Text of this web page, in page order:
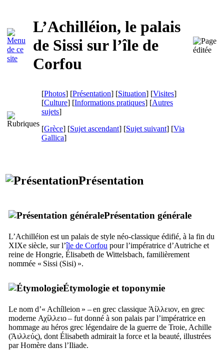
L’Achilléion, le palais
de Sissi sur l’île de
Corfou
[Photos] [Présentation] [Situation] [Visites]
[Culture] [Informations pratiques] [Autres
sujets]
[Grèce] [Sujet ascendant] [Sujet suivant] [Via
Gallica]
Présentation
Présentation générale
L’Achilléion est un palais de style néo-classique édifié, à la fin du
XIXe siècle, sur l’île de Corfou pour l’impératrice d’Autriche et
reine de Hongrie, Élisabeth de Wittelsbach, familièrement
nommée « Sissi (Sisi) ».
Étymologie et toponymie
Le nom d’« Achílleion » – en grec classique Άίλλειον, en grec
moderne Αχίλλειο– fut donné à son palais par l’impératrice en
hommage au héros grec légendaire de la guerre de Troie, Achille
(Άιλλεύς), dont Élisabeth admirait la force et la beauté, illustrées
par Homère dans l’Iliade.